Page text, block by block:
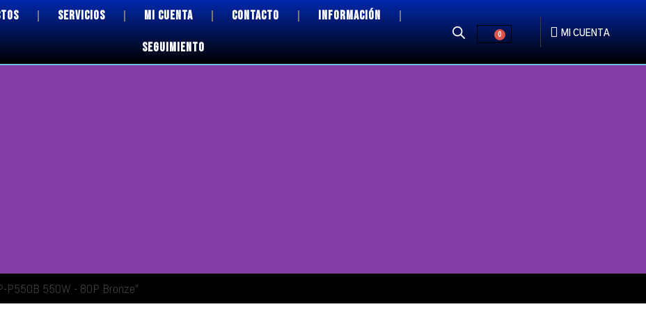
SERVICIOS MI CUENTA CONTACTO INFORMACIÓN
SEGUIMIENTO
0 MI CUENTA
P550B 550W - 80P Bronze”